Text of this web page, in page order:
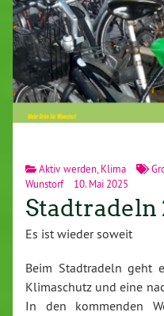
Aktiv werden, Klima
Wunstorf
10. Mai 2025
Stadtradeln
Es ist wieder soweit
Beim Stadtradeln geht
Klimaschutz und eine
In den kommenden